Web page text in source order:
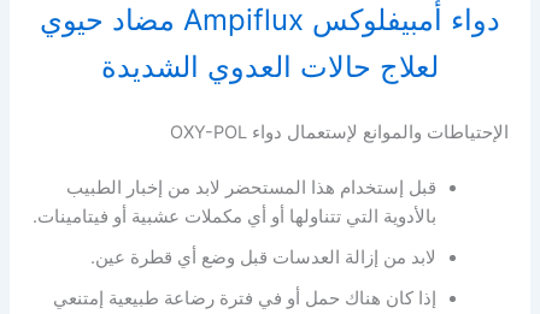
دواء أمبيفلوكس Ampiflux مضاد حيوي
لعلاج حالات العدوي الشديدة
الإحتياطات والموانع لإستعمال دواء OXY-POL
قبل إستخدام هذا المستحضر لابد من إخبار الطبيب
بالأدوية التي تتناولها أو أي مكملات عشبية أو فيتامينات.
لابد من إزالة العدسات قبل وضع أي قطرة عين.
إذا كان هناك حمل أو في فترة رضاعة طبيعية إمتنعي